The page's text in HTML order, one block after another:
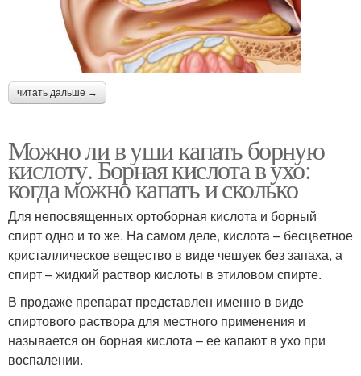
читать дальше →
Можно ли в уши капать борную
кислоту. Борная кислота в ухо:
когда можно капать и сколько
Для непосвященных ортоборная кислота и борный
спирт одно и то же. На самом деле, кислота – бесцветное
кристаллическое вещество в виде чешуек без запаха, а
спирт – жидкий раствор кислоты в этиловом спирте.
В продаже препарат представлен именно в виде
спиртового раствора для местного применения и
называется он борная кислота – ее капают в ухо при
воспалении.